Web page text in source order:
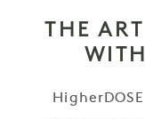
THE